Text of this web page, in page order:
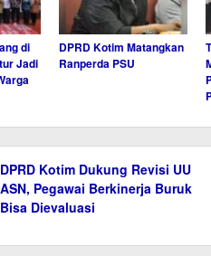
di
Jadi
DPRD Kotim Matangkan
Ranperda PSU
DPRD Kotim Dukung Revisi UU
ASN, Pegawai Berkinerja Buruk
Bisa Dievaluasi